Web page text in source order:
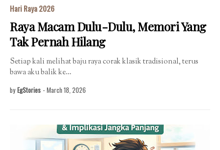
Hari Raya 2026
Raya Macam Dulu-Dulu, Memori Yang
Tak Pernah Hilang
Setiap kali melihat baju raya corak klasik tradisional, terus
bawa aku balik ke…
by EgStories - March 18, 2026